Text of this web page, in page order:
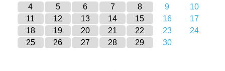
4
5 6 7 8 9
10
11
12 13 14 15 16
17
18
19 20 21 22 23
24
25
26 27 28 29 30